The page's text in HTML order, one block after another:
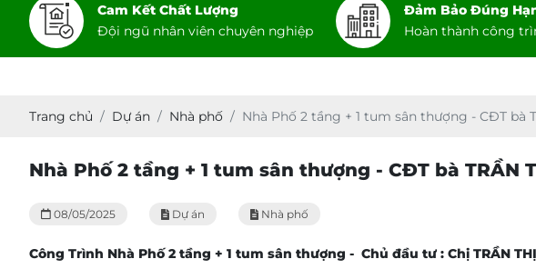
Cam Kết Chất Lượng
Đội ngũ nhân viên chuyên nghiệp
Đảm Bảo Đúng
Hoàn thành công
CÔNG
Trang chủ Dự án Nhà phố Nhà Phố 2 tầng + 1 tum sân thượng - CĐT bà
Nhà Phố 2 tầng + 1 tum sân thượng - CĐT bà TRẦN
08/05/2025 Dự án Nhà phố
Công Trình Nhà Phố 2 tầng + 1 tum sân thượng - Chủ đầu tư : Chị TRẦN